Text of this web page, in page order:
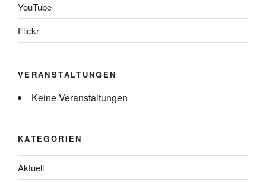
YouTube
Flickr
VERANSTALTUNGEN
Keine Veranstaltungen
KATEGORIEN
Aktuell